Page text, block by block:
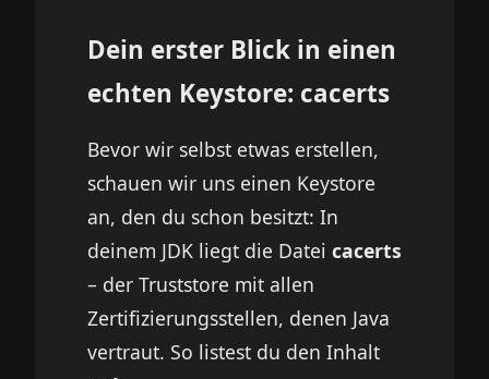
Dein erster Blick in einen
echten Keystore: cacerts
Bevor wir selbst etwas erstellen,
schauen wir uns einen Keystore
an, den du schon besitzt: In
deinem JDK liegt die Datei cacerts
– der Truststore mit allen
Zertifizierungsstellen, denen Java
vertraut. So listest du den Inhalt